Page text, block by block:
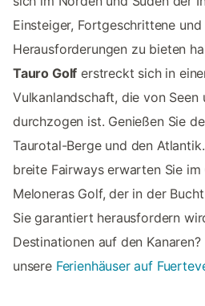
Einsteiger, Fortgeschrittene und
Herausforderungen zu bieten
Tauro Golf erstreckt sich in
Vulkanlandschaft, die von Seen
durchzogen ist. Genießen Sie
Taurotal-Berge und den
breite Fairways erwarten Sie
Meloneras Golf, der in der
Sie garantiert herausfordern
Destinationen auf den
unsere Ferienhäuser auf